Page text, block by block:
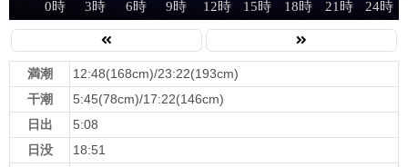
満潮
12:48(168cm)/23:22(193cm)
干潮
5:45(78cm)/17:22(146cm)
日出
5:08
日没
18:51